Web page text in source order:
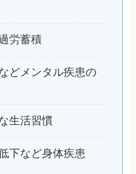
労蓄積
どメンタル疾患の
生活習慣
下など身体疾患